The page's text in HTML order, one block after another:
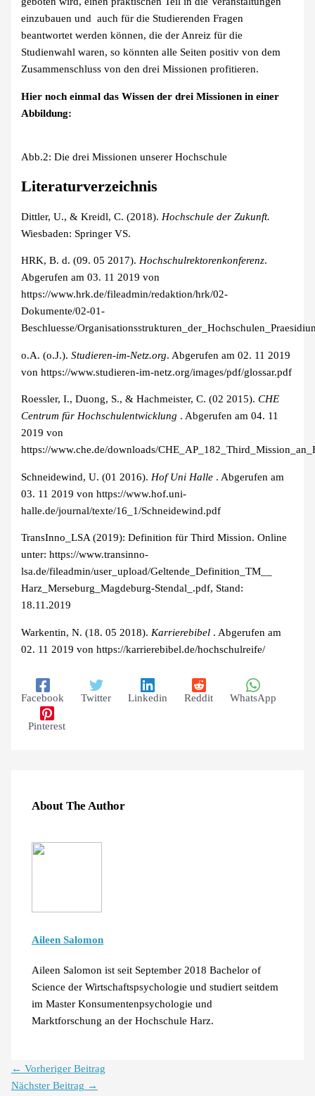
einzubauen und auch für die Studierenden Fragen
beantwortet werden können, die der Anreiz für die
Studienwahl waren, so könnten alle Seiten positiv von dem
Zusammenschluss von den drei Missionen profitieren.
Hier noch einmal das Wissen der drei Missionen in einer
Abbildung:
Abb.2: Die drei Missionen unserer Hochschule
Literaturverzeichnis
Dittler, U., & Kreidl, C. (2018). Hochschule der Zukunft.
Wiesbaden: Springer VS.
HRK, B. d. (09. 05 2017). Hochschulrektorenkonferenz.
Abgerufen am 03. 11 2019 von
https://www.hrk.de/fileadmin/redaktion/hrk/02-
Dokumente/02-01-
Beschluesse/
o.A. (o.J.).Studieren-im-Netz.org. Abgerufen am 02. 11 2019
von https://www.studieren-im-netz.org/images/pdf/glossar.pdf
Roessler, I., Duong, S., & Hachmeister, C. (02 2015).CHE
Centrum für Hochschulentwicklung . Abgerufen am 04. 11
2019 von
https://www.che.de/downloads/
Schneidewind, U. (01 2016). Hof Uni Halle . Abgerufen am
03. 11 2019 von https://www.hof.uni-
halle.de/journal/texte/16_1/Schneidewind.pdf
TransInno_LSA (2019): Definition für Third Mission. Online
unter: https://www.transinno-
lsa.de/fileadmin/user_upload/Geltende_Definition_TM__
Harz_Merseburg_Magdeburg-Stendal_.pdf, Stand:
18.11.2019
Warkentin, N. (18. 05 2018). Karrierebibel . Abgerufen am
02. 11 2019 von https://karrierebibel.de/hochschulreife/
Facebook Twitter Linkedin Reddit WhatsApp
Pinterest
About The Author
Aileen Salomon
Aileen Salomon ist seit September 2018 Bachelor of
Science der Wirtschaftspsychologie und studiert seitdem
im Master Konsumentenpsychologie und
Marktforschung an der Hochschule Harz.
← Vorheriger Beitrag
Nächster Beitrag →